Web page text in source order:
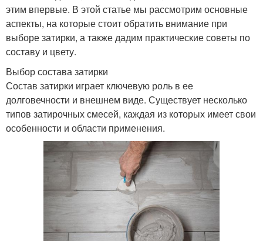
этим впервые. В этой статье мы рассмотрим основные
аспекты, на которые стоит обратить внимание при
выборе затирки, а также дадим практические советы по
составу и цвету.
Выбор состава затирки
Состав затирки играет ключевую роль в ее
долговечности и внешнем виде. Существует несколько
типов затирочных смесей, каждая из которых имеет свои
особенности и области применения.